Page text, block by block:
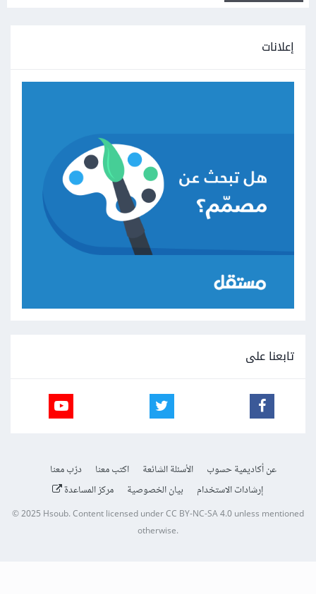
إعلانات
تابعنا على
عن أكاديمية حسوب الأسئلة الشائعة اكتب معنا
درّب معنا
إرشادات الاستخدام
بيان الخصوصية مركز المساعدة
© 2025 Hsoub.Content licensed underCC BY-NC-SA 4.0unless mentioned
otherwise.